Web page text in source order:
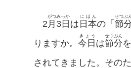
2 月
がつ
3日
みっか
は 日本
にほん
の「 節
せつぶん
りますか。 今日
きょう
は節分
せつぶん
を
されてきました。そのた